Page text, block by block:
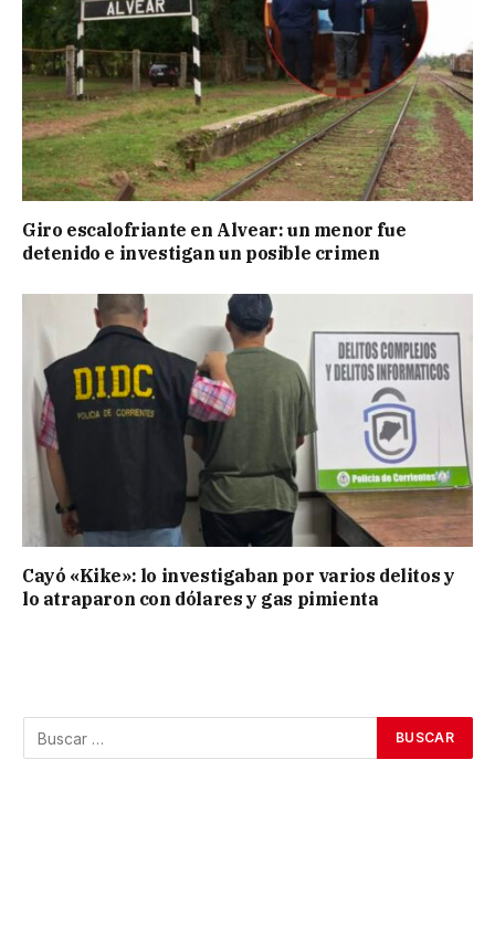
Giro escalofriante en Alvear: un menor fue
detenido e investigan un posible crimen
Cayó «Kike»: lo investigaban por varios delitos y
lo atraparon con dólares y gas pimienta